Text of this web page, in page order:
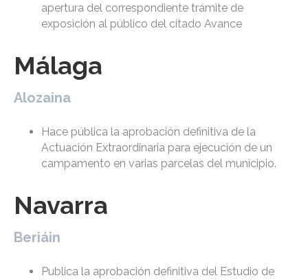
apertura del correspondiente trámite de
exposición al público del citado Avance
Málaga
Alozaina
Hace pública la aprobación definitiva de la
Actuación Extraordinaria para ejecución de un
campamento en varias parcelas del municipio.
Navarra
Beriáin
Publica la aprobación definitiva del Estudio de